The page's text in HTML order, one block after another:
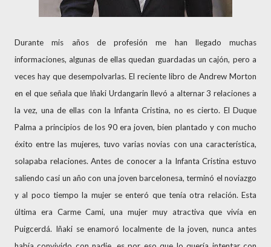
Durante mis años de profesión me han llegado muchas
informaciones, algunas de ellas quedan guardadas un cajón, pero a
veces hay que desempolvarlas. El reciente libro de Andrew Morton
en el que señala que Iñaki Urdangarin llevó a alternar 3 relaciones a
la vez, una de ellas con la Infanta Cristina, no es cierto. El Duque
Palma a principios de los 90 era joven, bien plantado y con mucho
éxito entre las mujeres, tuvo varias novias con una característica,
solapaba relaciones. Antes de conocer a la Infanta Cristina estuvo
saliendo casi un año con una joven barcelonesa, terminó el noviazgo
y al poco tiempo la mujer se enteró que tenía otra relación. Esta
última era Carme Cami, una mujer muy atractiva que vivía en
Puigcerdá. Iñaki se enamoró localmente de la joven, nunca antes